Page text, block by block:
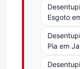
Esgoto
Pia em